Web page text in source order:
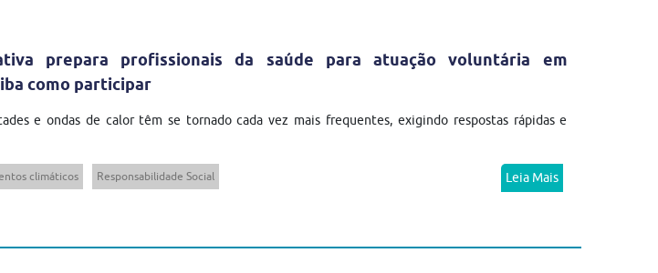
prepara profissionais da saúde para atuação voluntária em
como participar
e ondas de calor têm se tornado cada vez mais frequentes, exigindo respostas rápidas e
climáticos Responsabilidade Social Leia Mais